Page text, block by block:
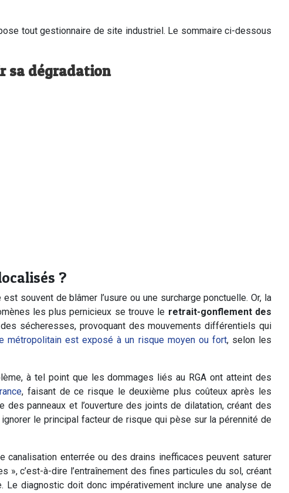
tout gestionnaire de site industriel. Le sommaire ci-dessous
sa dégradation
?
souvent de blâmer l’usure ou une surcharge ponctuelle. Or, la
les plus pernicieux se trouve le retrait-gonflement des
sécheresses, provoquant des mouvements différentiels qui
métropolitain est exposé à un risque moyen ou fort, selon les
à tel point que les dommages liés au RGA ont atteint des
, faisant de ce risque le deuxième plus coûteux après les
panneaux et l’ouverture des joints de dilatation, créant des
le principal facteur de risque qui pèse sur la pérennité de
canalisation enterrée ou des drains inefficaces peuvent saturer
c’est-à-dire l’entraînement des fines particules du sol, créant
diagnostic doit donc impérativement inclure une analyse de